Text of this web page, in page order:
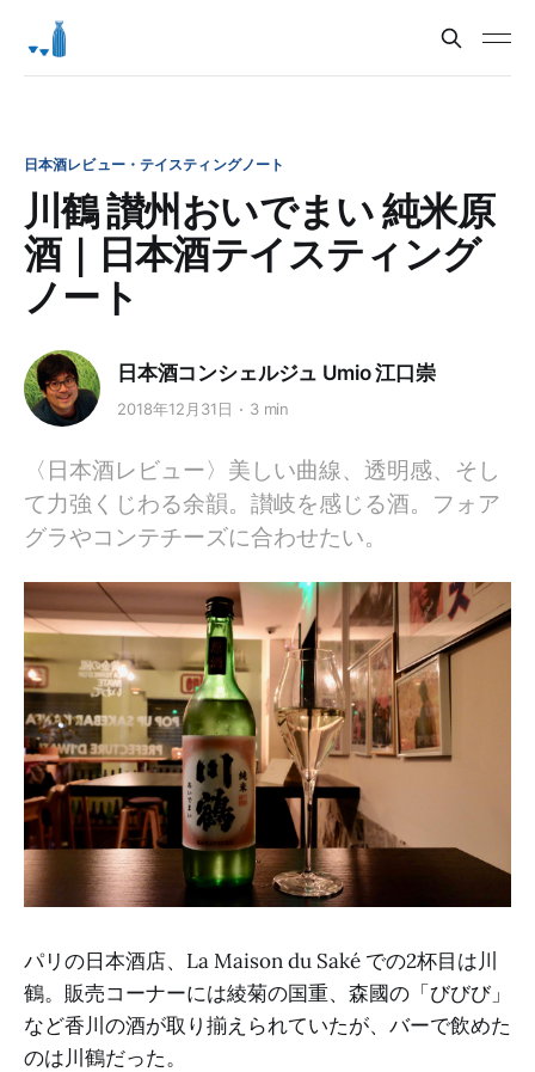
日本酒レビュー・テイスティングノート
川鶴 讃州おいでまい 純米原
酒｜日本酒テイスティング
ノート
日本酒コンシェルジュ Umio 江口崇
2018年12月31日 3 min
〈日本酒レビュー〉美しい曲線、透明感、そし
て力強くじわる余韻。讃岐を感じる酒。フォア
グラやコンテチーズに合わせたい。
パリの日本酒店、La Maison du Saké での2杯目は川
鶴。販売コーナーには綾菊の国重、森國の「びびび」
など香川の酒が取り揃えられていたが、バーで飲めた
のは川鶴だった。